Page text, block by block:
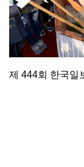
제 444회 한국일